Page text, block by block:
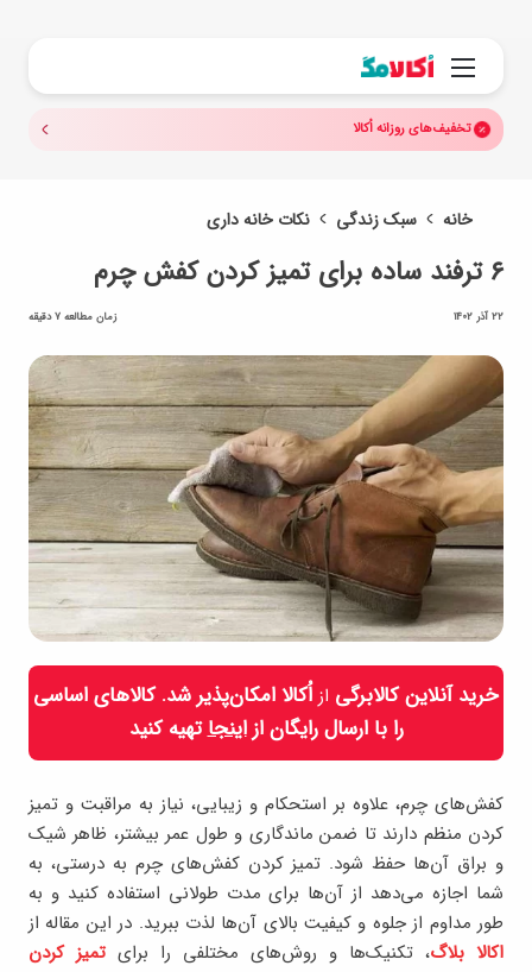
منو
تخفیف‌های روزانه اُکالا
خانه سبک زندگی نکات خانه داری
۶ ترفند ساده برای تمیز کردن کفش‌ چرم
22 آذر 1402 زمان مطالعه 7 دقیقه
خرید آنلاین کالابرگی از اُکالا امکان‌پذیر شد. کالاهای اساسی
را با ارسال رایگان ازاینجاتهیه کنید
کفش‌های چرم، علاوه بر استحکام و زیبایی، نیاز به مراقبت و تمیز
کردن منظم دارند تا ضمن ماندگاری و طول عمر بیشتر، ظاهر شیک
و براق آن‌ها حفظ شود. تمیز کردن کفش‌های چرم به درستی، به
شما اجازه می‌دهد از آن‌ها برای مدت طولانی استفاده کنید و به
طور مداوم از جلوه و کیفیت بالای آن‌ها لذت ببرید. در این مقاله از
اکالا بلاگ، تکنیک‌ها و روش‌های مختلفی را برای تمیز کردن